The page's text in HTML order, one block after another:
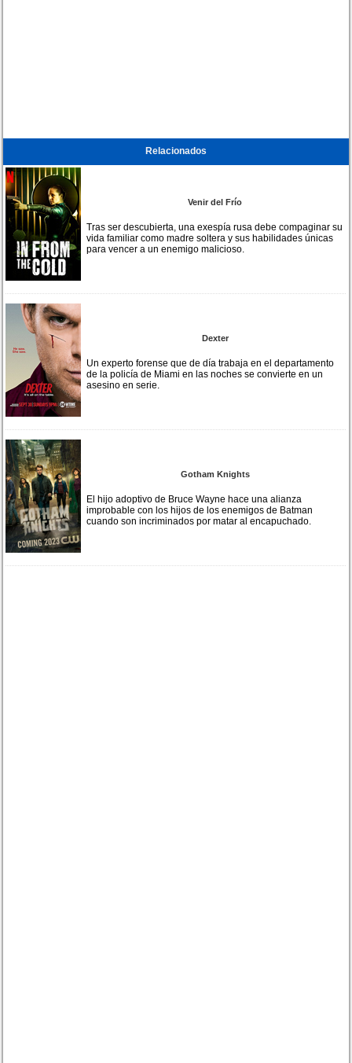
Relacionados
Venir del Frío
Tras ser descubierta, una exespía rusa debe compaginar su
vida familiar como madre soltera y sus habilidades únicas
para vencer a un enemigo malicioso.
Dexter
Un experto forense que de día trabaja en el departamento
de la policía de Miami en las noches se convierte en un
asesino en serie.
Gotham Knights
El hijo adoptivo de Bruce Wayne hace una alianza
improbable con los hijos de los enemigos de Batman
cuando son incriminados por matar al encapuchado.